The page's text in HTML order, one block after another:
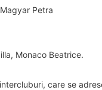
Petra
Monaco Beatrice.
care se